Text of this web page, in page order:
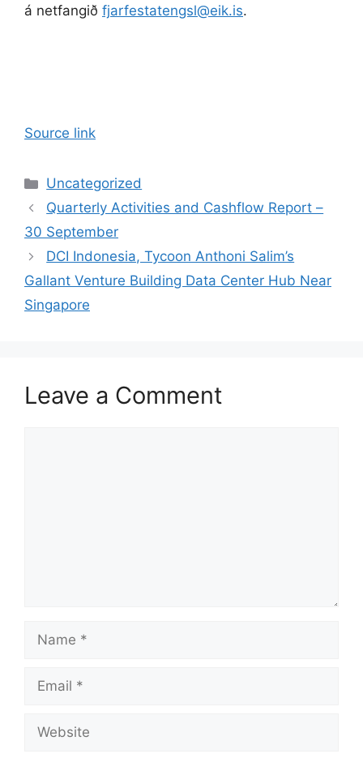
á netfangið fjarfestatengsl@eik.is.
Source link
Categories
Uncategorized
Quarterly Activities and Cashflow Report –
30 September
DCI Indonesia, Tycoon Anthoni Salim’s
Gallant Venture Building Data Center Hub Near
Singapore
Leave a Comment
Name
Email
Website